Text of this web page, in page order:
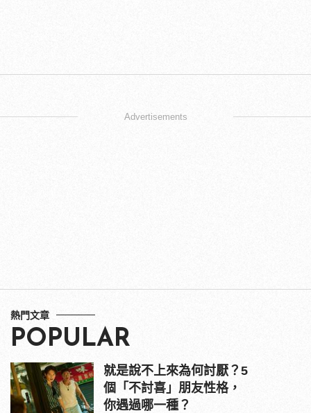
Advertisements
熱門文章
POPULAR
就是說不上來為何討厭？5
個「不討喜」朋友性格，
你遇過哪一種？